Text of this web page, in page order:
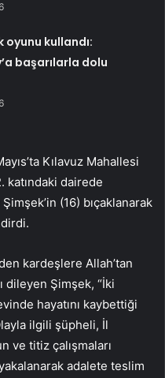
oyunu kullandı:
başarılarla dolu
Kılavuz Mahallesi
katındaki dairede
(16) bıçaklanarak
kardeşlere Allah’tan
dileyen Şimşek, “İki
hayatını kaybettiği
ilgili şüpheli, İl
ve titiz çalışmaları
adalete teslim